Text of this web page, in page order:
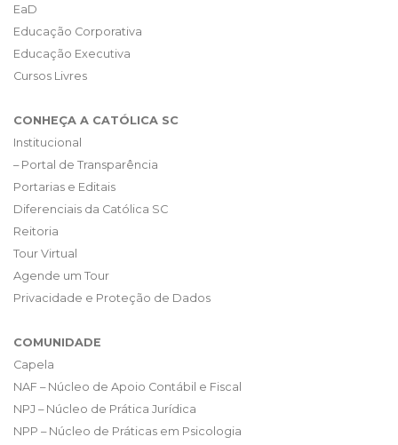
EaD
Educação Corporativa
Educação Executiva
Cursos Livres
CONHEÇA A CATÓLICA SC
Institucional
– Portal de Transparência
Portarias e Editais
Diferenciais da Católica SC
Reitoria
Tour Virtual
Agende um Tour
Privacidade e Proteção de Dados
COMUNIDADE
Capela
NAF – Núcleo de Apoio Contábil e Fiscal
NPJ – Núcleo de Prática Jurídica
NPP – Núcleo de Práticas em Psicologia